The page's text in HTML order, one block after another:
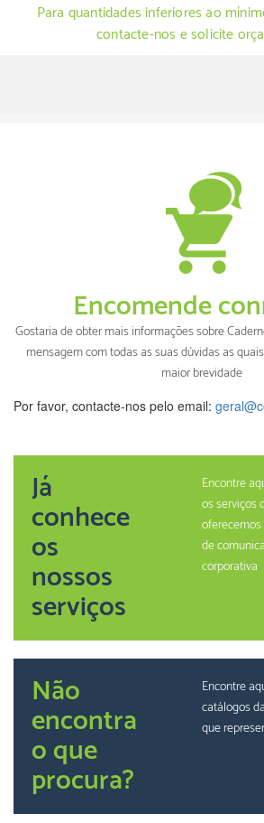
Para quantidades inferiores ao
contacte-nos e solicite
Encomende
Gostaria de obter mais informações sobre
mensagem com todas as suas dúvidas as
maior brevidade
Por favor, contacte-nos pelo email:
Já
conhece
os
nossos
serviços
Encontre
os serviços
de
corporativa
Não
encontra
o que
procura?
Encontre
catálogos
que